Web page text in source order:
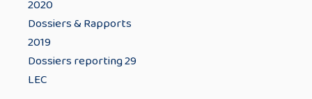
2020
Dossiers & Rapports
2019
Dossiers reporting 29
LEC